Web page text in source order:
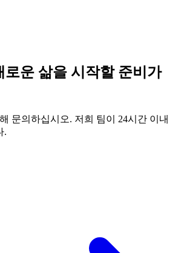
로운 삶을 시작할 준비가
문의하십시오. 저희 팀이 24시간 이내
.